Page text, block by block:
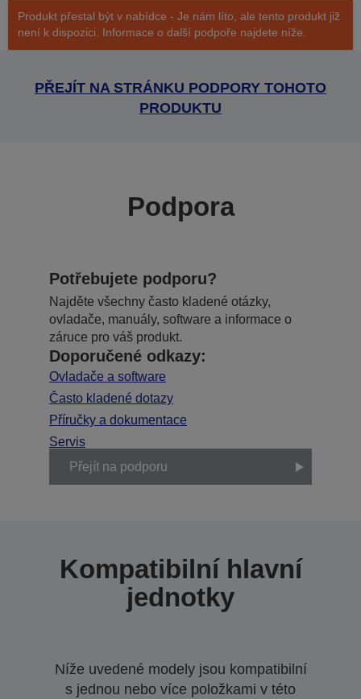
Produkt přestal být v nabídce - Je nám líto, ale tento produkt již
není k dispozici. Informace o další podpoře najdete níže.
PŘEJÍT NA STRÁNKU PODPORY TOHOTO
PRODUKTU
Podpora
Potřebujete podporu?
Najděte všechny často kladené otázky,
ovladače, manuály, software a informace o
záruce pro váš produkt.
Doporučené odkazy:
Ovladače a software
Často kladené dotazy
Příručky a dokumentace
Servis
Přejít na podporu
Kompatibilní hlavní
jednotky
Níže uvedené modely jsou kompatibilní
s jednou nebo více položkami v této